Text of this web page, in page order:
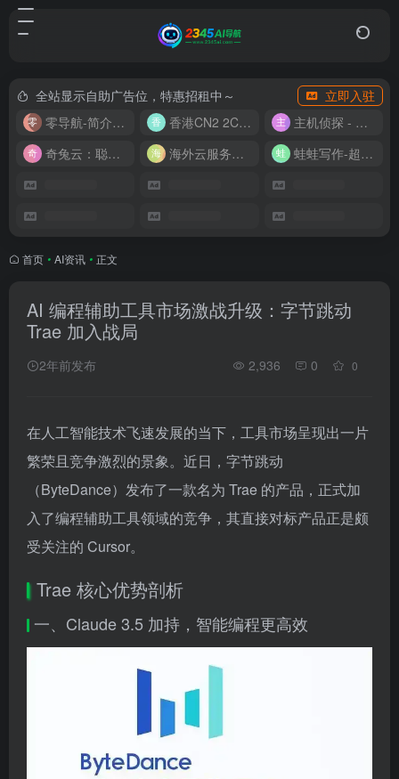
全站显示自助广告位，特惠招租中～
立即入驻
零导航-简介实用的网址导航
香港CN2 2C2G20M 9.9/月
主机侦探 - 少花钱，用好云
奇兔云：聪明人的“省”钱计划！
海外云服务器全网最低价 蛙蛙写作-超级AI智能写作助手
首页 • AI资讯 • 正文
AI 编程辅助工具市场激战升级：字节跳动
Trae 加入战局
2年前发布 2,936 0 0
在人工智能技术飞速发展的当下，工具市场呈现出一片
繁荣且竞争激烈的景象。近日，字节跳动
（ByteDance）发布了一款名为 Trae 的产品，正式加
入了编程辅助工具领域的竞争，其直接对标产品正是颇
受关注的 Cursor。
Trae 核心优势剖析
一、Claude 3.5 加持，智能编程更高效